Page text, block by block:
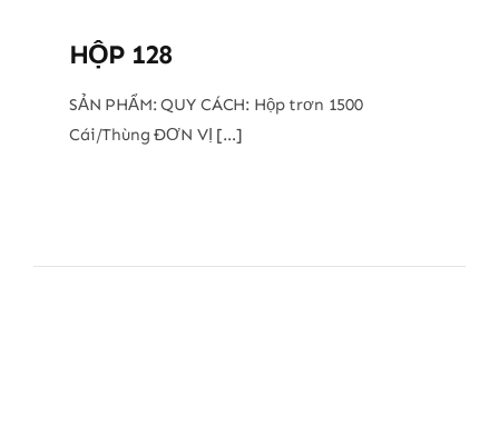
HỘP 128
SẢN PHẨM: QUY CÁCH: Hộp trơn 1500
Cái/Thùng ĐƠN VỊ […]